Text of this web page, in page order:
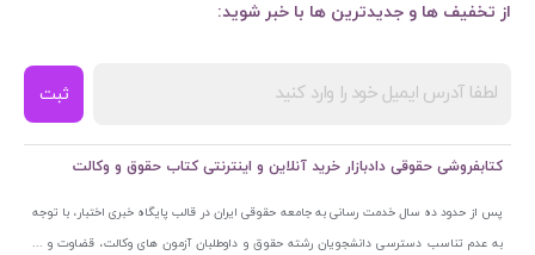
از تخفیف ها و جدیدترین ها با خبر شوید:
ثبت
کتابفروشی حقوقی دادبازار خرید آنلاین و اینترنتی کتاب حقوق و وکالت
پس از حدود ده سال خدمت رسانی به جامعه حقوقی ایران در قالب پایگاه خبری اختبار، با توجه
به عدم تناسب دسترسی دانشجویان رشته حقوق و داوطلبان آزمون های وکالت، قضاوت و ...